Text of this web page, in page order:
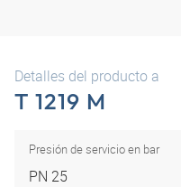
Detalles del producto a
T 1219 M
Presión de servicio en bar
PN 25